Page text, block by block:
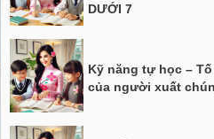
DƯỚI 7
Kỹ năng tự học –
của người xuất